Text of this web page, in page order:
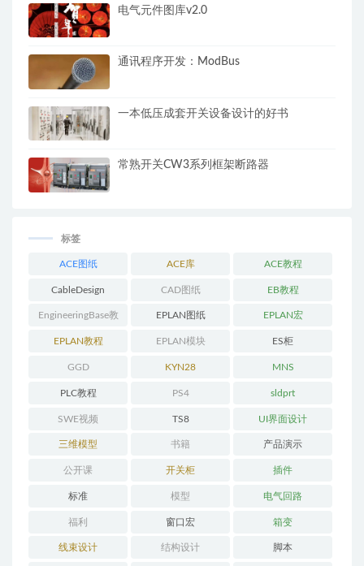
电气元件图库v2.0
通讯程序开发：ModBus
一本低压成套开关设备设计的好书
常熟开关CW3系列框架断路器
标签
ACE图纸 ACE库 ACE教程
CableDesign CAD图纸 EB教程
EngineeringBase教
程
EPLAN图纸 EPLAN宏
EPLAN教程 EPLAN模块 ES柜
GGD KYN28 MNS
PLC教程 PS4 sldprt
SWE视频 TS8 UI界面设计
三维模型 书籍 产品演示
公开课 开关柜 插件
标准 模型 电气回路
福利 窗口宏 箱变
线束设计 结构设计 脚本